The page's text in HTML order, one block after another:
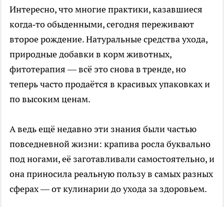
Интересно, что многие практики, казавшиеся
когда‑то обыденными, сегодня переживают
второе рождение. Натуральные средства ухода,
природные добавки в корм животных,
фитотерапия — всё это снова в тренде, но
теперь часто продаётся в красивых упаковках и
по высоким ценам.
А ведь ещё недавно эти знания были частью
повседневной жизни: крапива росла буквально
под ногами, её заготавливали самостоятельно, и
она приносила реальную пользу в самых разных
сферах — от кулинарии до ухода за здоровьем.